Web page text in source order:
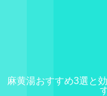
麻黄湯おすすめ3選と